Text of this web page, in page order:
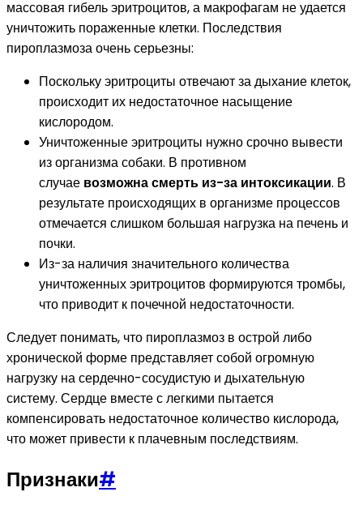
массовая гибель эритроцитов, а макрофагам не удается
уничтожить пораженные клетки. Последствия
пироплазмоза очень серьезны:
Поскольку эритроциты отвечают за дыхание клеток,
происходит их недостаточное насыщение
кислородом.
Уничтоженные эритроциты нужно срочно вывести
из организма собаки. В противном
случае возможна смерть из-за интоксикации. В
результате происходящих в организме процессов
отмечается слишком большая нагрузка на печень и
почки.
Из-за наличия значительного количества
уничтоженных эритроцитов формируются тромбы,
что приводит к почечной недостаточности.
Следует понимать, что пироплазмоз в острой либо
хронической форме представляет собой огромную
нагрузку на сердечно-сосудистую и дыхательную
систему. Сердце вместе с легкими пытается
компенсировать недостаточное количество кислорода,
что может привести к плачевным последствиям.
Признаки#